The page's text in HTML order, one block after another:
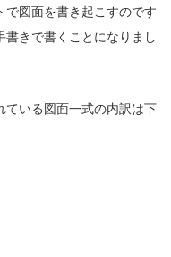
で図面を書き起こすのです
書きで書くことになりまし
ている図面一式の内訳は下